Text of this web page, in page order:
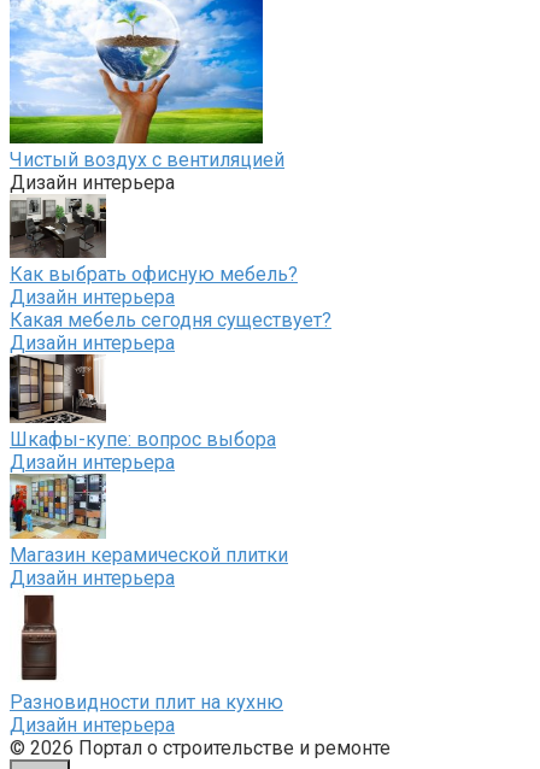
Чистый воздух с вентиляцией
Дизайн интерьера
Как выбрать офисную мебель?
Дизайн интерьера
Какая мебель сегодня существует?
Дизайн интерьера
Шкафы-купе: вопрос выбора
Дизайн интерьера
Магазин керамической плитки
Дизайн интерьера
Разновидности плит на кухню
Дизайн интерьера
© 2026 Портал о строительстве и ремонте